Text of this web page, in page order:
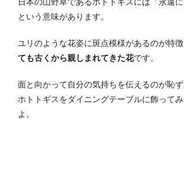
という意味があります。
ユリのような花姿に斑点模様があるのが特徴
ても古くから親しまれてきた花です。
面と向かって自分の気持ちを伝えるのが恥ず
ホトトギスをダイニングテーブルに飾って
よ。